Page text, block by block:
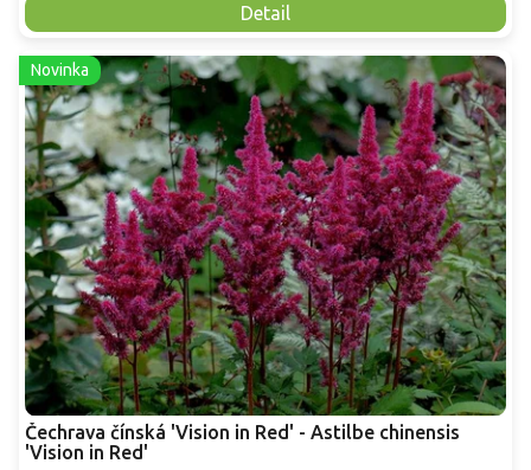
Detail
Novinka
Čechrava čínská 'Vision in Red' - Astilbe chinensis
'Vision in Red'